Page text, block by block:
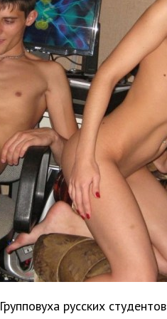
Групповуха русских студентов